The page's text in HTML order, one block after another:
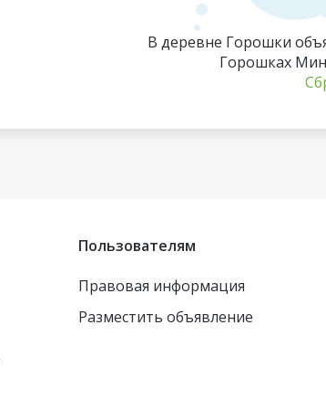
В деревне Горошки
Горошках
Пользователям
Правовая информация
Разместить объявление